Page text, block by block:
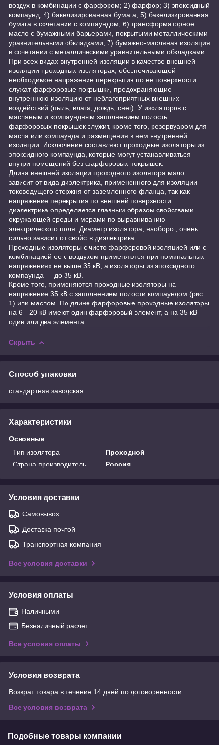
воздух в комбинации с фарфором; 2) фарфор; 3) эпоксидный
компаунд; 4) бакелизированная бумага; 5) бакелизированная
бумага в сочетании с компаундом; 6) трансформаторное
масло с бумажными барьерами, покрытыми металлическими
уравнительными обкладками; 7) бумажно-масляная изоляция
в сочетании с металлическими уравнительными обкладками.
При всех видах внутренней изоляции в качестве внешней
изоляции проходных изоляторах, обеспечивающей
необходимое напряжение перекрытия по ее поверхности,
служат фарфоровые покрышки, предохраняющие
внутреннюю изоляцию от неблагоприятных внешних
воздействий (пыль, влага, дождь, снег). У изоляторов с
масляным и компаундным заполнением полость
фарфоровых покрышек служит, кроме того, резервуаром для
масла или компаунда и размещения в нем внутренней
изоляции. Исключение составляют проходные изоляторы из
эпоксидного компаунда, которые могут устанавливаться
внутри помещений без фарфоровых покрышек.
Длина внешней изоляции проходного изолятора мало
зависит от вида диэлектрика, примененного для изоляции
токоведущего стержня от заземленного фланца, так как
напряжение перекрытия по внешней поверхности
диэлектрика определяется главным образом свойствами
окружающей среды и мерами по выравниванию
электрического поля. Диаметр изолятора, наоборот, очень
сильно зависит от свойств диэлектрика.
Проходные изоляторы с чисто фарфоровой изоляцией или с
комбинацией ее с воздухом применяются при номинальных
напряжениях не выше 35 кВ, а изоляторы из эпоксидного
компаунда — до 35 кВ.
Кроме того, применяются проходные изоляторы на
напряжение 35 кВ с заполнением полости компаундом (рис.
1) или маслом. По длине фарфоровые проходные изоляторы
на 6—20 кВ имеют один фарфоровый элемент, а на 35 кВ —
один или два элемента
Скрыть
Способ упаковки
стандартная заводская
Характеристики
Основные
Тип изолятора
Проходной
Страна производитель
Россия
Условия доставки
Самовывоз
Доставка почтой
Транспортная компания
Все условия доставки
Условия оплаты
Наличными
Безналичный расчет
Все условия оплаты
Условия возврата
Возврат товара в течение 14 дней по договоренности
Все условия возврата
Подобные товары компании